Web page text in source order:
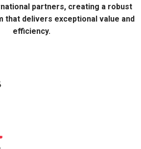
partners, creating a robust
that delivers exceptional value and
efficiency.